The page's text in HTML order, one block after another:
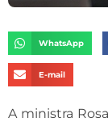
WhatsApp
E-mail
A ministra